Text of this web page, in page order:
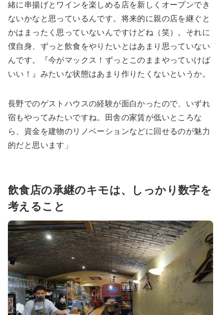
緒に串揚げとワインを楽しめる店を新しくオープンでき
ないかなと思っているんです。将来的に親の店を継ぐと
かはまったく思っていないんですけどね（笑）。それに
僕自身、ずっと飲食をやりたいとはあまり思っていない
んです。『今がマックス！ずっとこのままやっていけば
いい！』みたいな状態はあまり作りたくないというか。
長野でのゲストハウスの経験が面白かったので、いずれ
宿もやってみたいですね。田舎の家賃が低いところな
ら、資金を建物のリノベーションなどに回せるのが魅力
的だと思います」
飲食店の承継のキモは、しっかり数字を
考えること